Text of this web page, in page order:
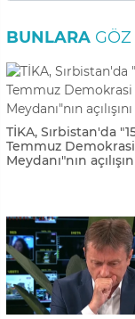
BUNLARA
TİKA, Sırbistan'da
Temmuz Demokrasi
Meydanı"nın